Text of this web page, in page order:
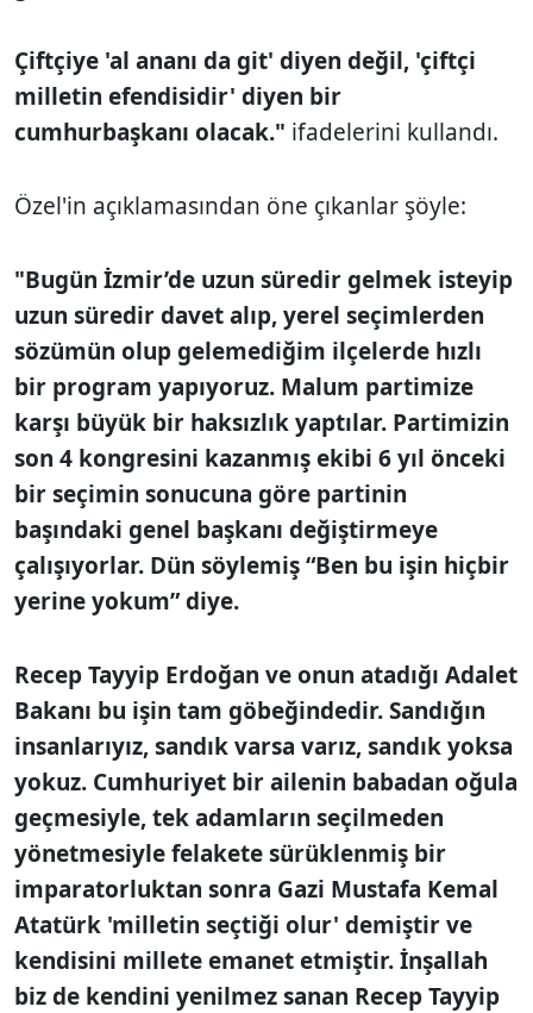
Çiftçiye 'al ananı da git' diyen değil, 'çiftçi
milletin efendisidir' diyen bir
cumhurbaşkanı olacak." ifadelerini kullandı.
Özel'in açıklamasından öne çıkanlar şöyle:
"Bugün İzmir’de uzun süredir gelmek isteyip
uzun süredir davet alıp, yerel seçimlerden
sözümün olup gelemediğim ilçelerde hızlı
bir program yapıyoruz. Malum partimize
karşı büyük bir haksızlık yaptılar. Partimizin
son 4 kongresini kazanmış ekibi 6 yıl önceki
bir seçimin sonucuna göre partinin
başındaki genel başkanı değiştirmeye
çalışıyorlar. Dün söylemiş “Ben bu işin hiçbir
yerine yokum” diye.
Recep Tayyip Erdoğan ve onun atadığı Adalet
Bakanı bu işin tam göbeğindedir. Sandığın
insanlarıyız, sandık varsa varız, sandık yoksa
yokuz. Cumhuriyet bir ailenin babadan oğula
geçmesiyle, tek adamların seçilmeden
yönetmesiyle felakete sürüklenmiş bir
imparatorluktan sonra Gazi Mustafa Kemal
Atatürk 'milletin seçtiği olur' demiştir ve
kendisini millete emanet etmiştir. İnşallah
biz de kendini yenilmez sanan Recep Tayyip